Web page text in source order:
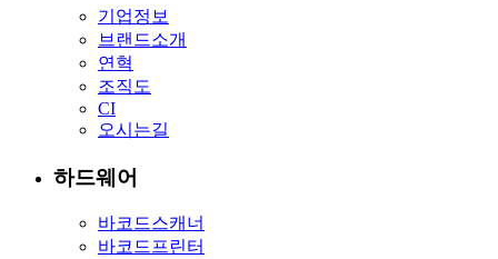
기업정보
브랜드소개
연혁
조직도
CI
오시는길
하드웨어
바코드스캐너
바코드프린터